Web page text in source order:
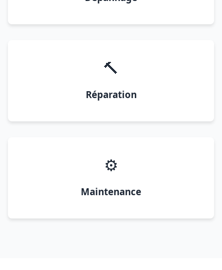
🔨
Réparation
⚙️
Maintenance